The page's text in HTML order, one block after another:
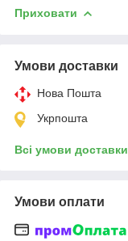
Приховати
Умови доставки
Нова Пошта
Укрпошта
Всі умови доставки
Умови оплати